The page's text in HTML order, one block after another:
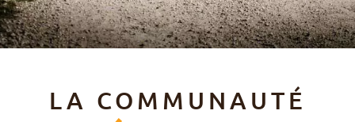
LA COMMUNAUTÉ